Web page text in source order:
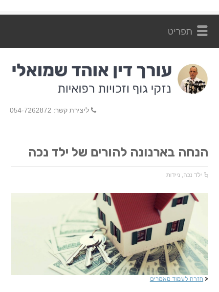
ליצירת קשר: 054-7262872
הנחה בארנונה להורים של ילד נכה
ילד נכה, ניידות
< חזרה לעמוד מאמרים